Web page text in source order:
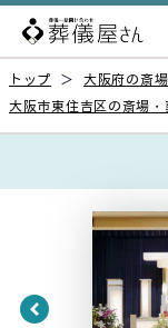
トップ ＞ 大阪府の斎
大阪市東住吉区の斎場